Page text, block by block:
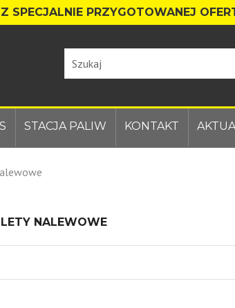
SPECJALNIE PRZYGOTOWANEJ
STACJA PALIW KONTAKT
NALEWOWE